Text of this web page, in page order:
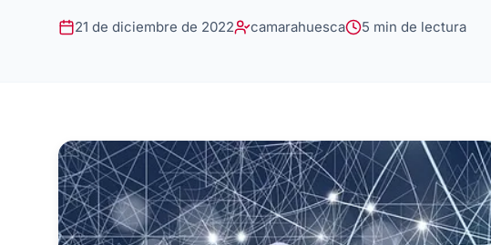
21 de diciembre de 2022 camarahuesca 5 min de lectura